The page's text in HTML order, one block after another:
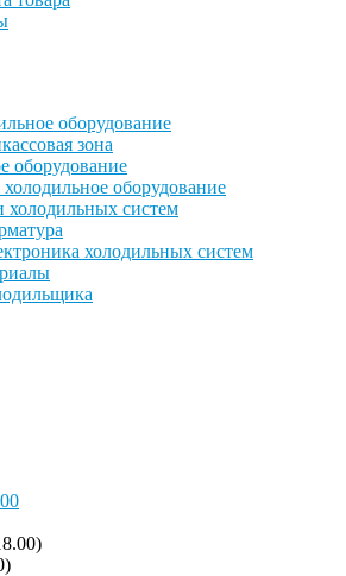
оборудование
зона
оборудование
оборудование
холодильных систем
холодильных систем